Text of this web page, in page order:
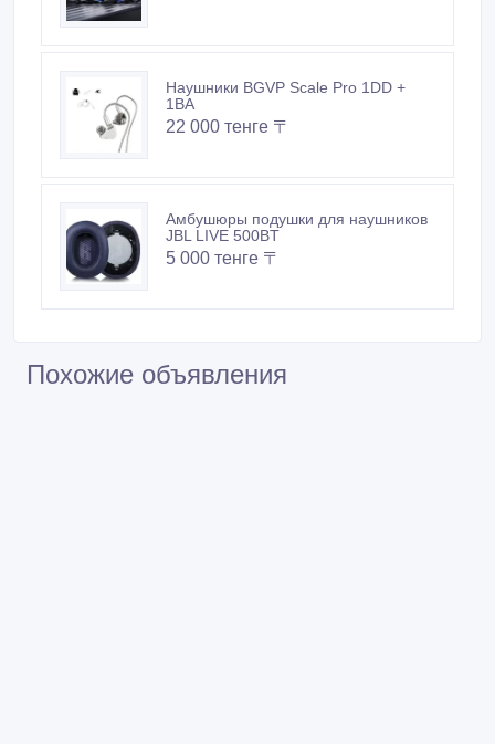
Наушники BGVP Scale Pro 1DD +
1BA
22 000 тенге 〒
Амбушюры подушки для наушников
JBL LIVE 500BT
5 000 тенге 〒
Похожие объявления